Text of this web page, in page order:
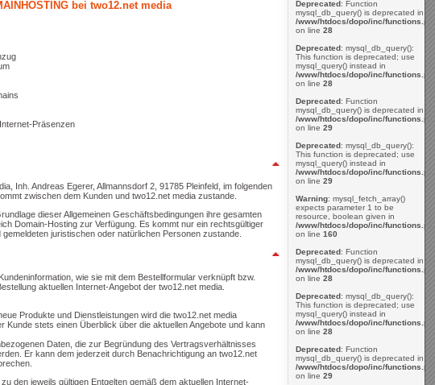
Deprecated: Function
mysql_db_query() is deprecated in
/www/htdocs/dopo/inc/functions.php
on line 28
Deprecated: mysql_db_query():
This function is deprecated; use
mysql_query() instead in
/www/htdocs/dopo/inc/functions.php
on line 28
Deprecated: Function
mysql_db_query() is deprecated in
/www/htdocs/dopo/inc/functions.php
on line 29
Deprecated: mysql_db_query():
This function is deprecated; use
mysql_query() instead in
/www/htdocs/dopo/inc/functions.php
on line 29
Warning: mysql_fetch_array()
expects parameter 1 to be
resource, boolean given in
/www/htdocs/dopo/inc/functions.php
on line 160
Deprecated: Function
mysql_db_query() is deprecated in
/www/htdocs/dopo/inc/functions.php
on line 28
Deprecated: mysql_db_query():
This function is deprecated; use
mysql_query() instead in
/www/htdocs/dopo/inc/functions.php
on line 28
Deprecated: Function
mysql_db_query() is deprecated in
/www/htdocs/dopo/inc/functions.php
on line 29
bei two12.net media
Präsenzen
Inh. Andreas Egerer, Allmannsdorf 2, 91785 Pleinfeld, im folgenden
zwischen dem Kunden und two12.net media zustande.
dieser Allgemeinen Geschäftsbedingungen ihre gesamten
Domain-Hosting zur Verfügung. Es kommt nur ein rechtsgültiger
juristischen oder natürlichen Personen zustande.
wie sie mit dem Bestellformular verknüpft bzw.
aktuellen Internet-Angebot der two12.net media.
Produkte und Dienstleistungen wird die two12.net media
Kunde stets einen Überblick über die aktuellen Angebote und kann
Daten, die zur Begründung des Vertragsverhältnisses
Er kann dem jederzeit durch Benachrichtigung an two12.net
den jeweils gültigen Entgelten gemäß dem aktuellen Internet-